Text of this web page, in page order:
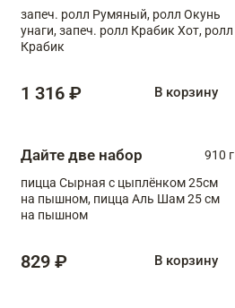
запеч. ролл Румяный, ролл Окунь
унаги, запеч. ролл Крабик Хот, ролл
Крабик
1 316 ₽ В корзину
Дайте две набор
910 г
пицца Сырная с цыплёнком 25см
на пышном, пицца Аль Шам 25 см
на пышном
829 ₽ В корзину